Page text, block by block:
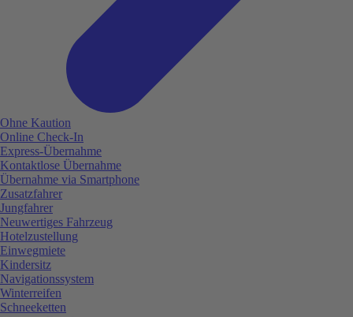
Ohne Kaution
Online Check-In
Express-Übernahme
Kontaktlose Übernahme
Übernahme via Smartphone
Zusatzfahrer
Jungfahrer
Neuwertiges Fahrzeug
Hotelzustellung
Einwegmiete
Kindersitz
Navigationssystem
Winterreifen
Schneeketten